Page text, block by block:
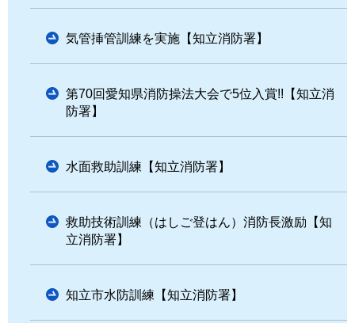
気管挿管訓練を実施【知立消防署】
第70回愛知県消防操法大会で5位入賞!!【知立消
防署】
水面救助訓練【知立消防署】
救助技術訓練（はしご登はん）消防長激励【知
立消防署】
知立市水防訓練【知立消防署】